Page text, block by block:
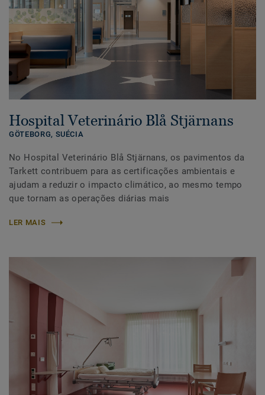
Hospital Veterinário Blå Stjärnans
GÖTEBORG, SUÉCIA
No Hospital Veterinário Blå Stjärnans, os pavimentos da
Tarkett contribuem para as certificações ambientais e
ajudam a reduzir o impacto climático, ao mesmo tempo
que tornam as operações diárias mais
LER MAIS